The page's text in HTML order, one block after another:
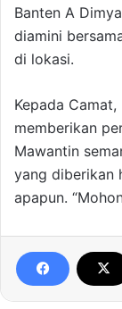
Banten A
diamini
di lokasi.
Kepada
memberikan
Mawantin
yang diberikan
apapun.